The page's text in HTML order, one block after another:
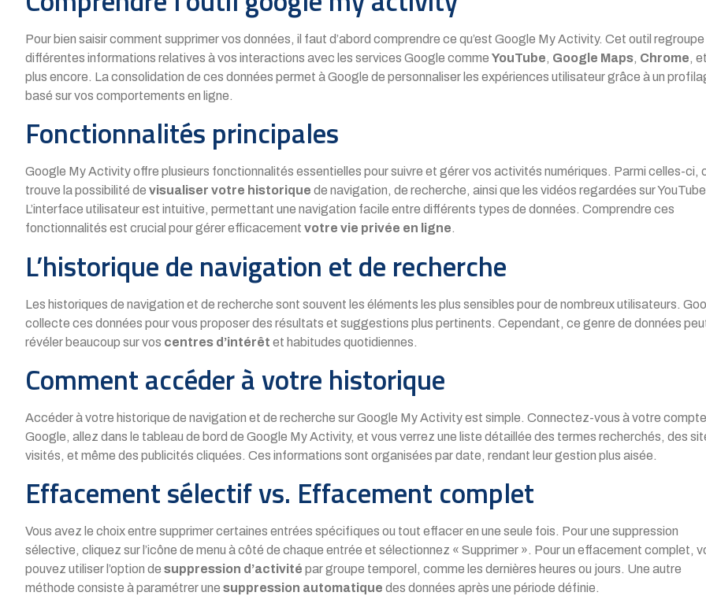
Pour bien saisir comment supprimer vos données, il faut d’abord comprendre ce qu’est Google My Activity. Cet outil regroupe
différentes informations relatives à vos interactions avec les services Google comme YouTube, Google Maps, Chrome,
plus encore. La consolidation de ces données permet à Google de personnaliser les expériences utilisateur grâce à un
basé sur vos comportements en ligne.
Fonctionnalités principales
Google My Activity offre plusieurs fonctionnalités essentielles pour suivre et gérer vos activités numériques. Parmi celles-ci,
trouve la possibilité de visualiser votre historique de navigation, de recherche, ainsi que les vidéos regardées sur
L’interface utilisateur est intuitive, permettant une navigation facile entre différents types de données. Comprendre ces
fonctionnalités est crucial pour gérer efficacement votre vie privée en ligne.
L’historique de navigation et de recherche
Les historiques de navigation et de recherche sont souvent les éléments les plus sensibles pour de nombreux utilisateurs.
collecte ces données pour vous proposer des résultats et suggestions plus pertinents. Cependant, ce genre de données
révéler beaucoup sur vos centres d’intérêt et habitudes quotidiennes.
Comment accéder à votre historique
Accéder à votre historique de navigation et de recherche sur Google My Activity est simple. Connectez-vous à votre compte
Google, allez dans le tableau de bord de Google My Activity, et vous verrez une liste détaillée des termes recherchés, des
visités, et même des publicités cliquées. Ces informations sont organisées par date, rendant leur gestion plus aisée.
Effacement sélectif vs. Effacement complet
Vous avez le choix entre supprimer certaines entrées spécifiques ou tout effacer en une seule fois. Pour une suppression
sélective, cliquez sur l’icône de menu à côté de chaque entrée et sélectionnez « Supprimer ». Pour un effacement complet,
pouvez utiliser l’option de suppression d’activité par groupe temporel, comme les dernières heures ou jours. Une autre
méthode consiste à paramétrer une suppression automatique des données après une période définie.